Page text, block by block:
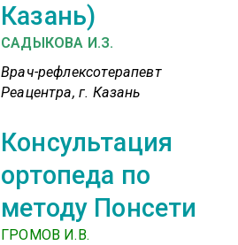
Казань)
САДЫКОВА И.З.
Врач-рефлексотерапевт
Реацентра, г. Казань
Консультация
ортопеда по
методу Понсети
ГРОМОВ И.В.